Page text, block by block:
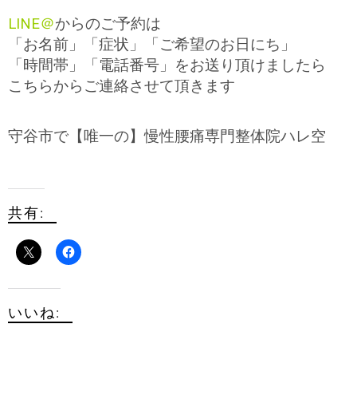
LINE＠からのご予約は
「お名前」「症状」「ご希望のお日にち」
「時間帯」「電話番号」をお送り頂けましたら
こちらからご連絡させて頂きます
守谷市で【唯一の】慢性腰痛専門整体院ハレ空
共有:
いいね: